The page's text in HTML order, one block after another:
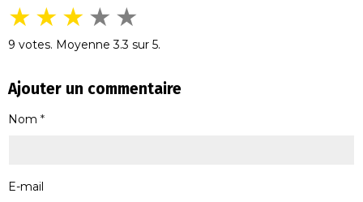
★ ★ ★ ★ ★
9 votes. Moyenne3.3 sur 5.
Ajouter un commentaire
Nom
E-mail